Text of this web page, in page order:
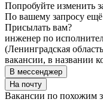
Попробуйте изменить
По вашему запросу ещё
Присылать вам?
инженер по
(Ленинградская
вакансии, в названии
В мессенджер
На почту
Вакансии по похожим